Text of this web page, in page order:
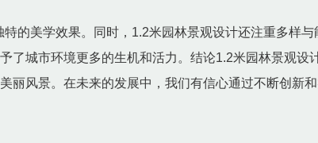
的美学效果。同时，1.2米园林景观设计还注重多样与
了城市环境更多的生机和活力。结论1.2米园林景观设
丽风景。在未来的发展中，我们有信心通过不断创新